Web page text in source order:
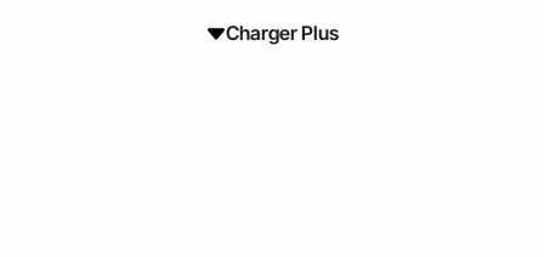
Charger Plus